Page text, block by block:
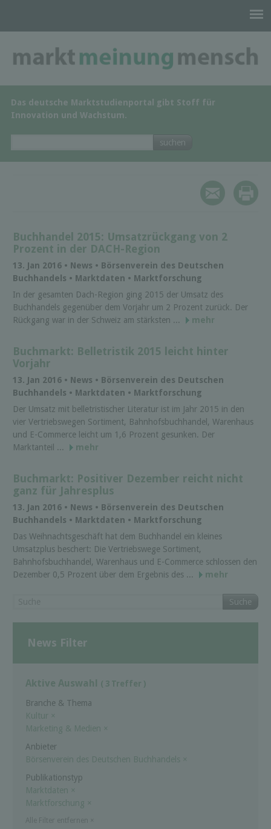
Das deutsche Marktstudienportal gibt Stoff für
Innovation und Wachstum.
Buchhandel 2015: Umsatzrückgang von 2
Prozent in der DACH-Region
13. Jan 2016 • News • Börsenverein des Deutschen
Buchhandels • Marktdaten • Marktforschung
In der gesamten Dach-Region ging 2015 der Umsatz des
Buchhandels gegenüber dem Vorjahr um 2 Prozent zurück. Der
Rückgang war in der Schweiz am stärksten ...
mehr
Buchmarkt: Belletristik 2015 leicht hinter
Vorjahr
13. Jan 2016 • News • Börsenverein des Deutschen
Buchhandels • Marktdaten • Marktforschung
Der Umsatz mit belletristischer Literatur ist im Jahr 2015 in den
vier Vertriebswegen Sortiment, Bahnhofsbuchhandel, Warenhaus
und E-Commerce leicht um 1,6 Prozent gesunken. Der
Marktanteil ...
mehr
Buchmarkt: Positiver Dezember reicht nicht
ganz für Jahresplus
13. Jan 2016 • News • Börsenverein des Deutschen
Buchhandels • Marktdaten • Marktforschung
Das Weihnachtsgeschäft hat dem Buchhandel ein kleines
Umsatzplus beschert: Die Vertriebswege Sortiment,
Bahnhofsbuchhandel, Warenhaus und E-Commerce schlossen den
Dezember 0,5 Prozent über dem Ergebnis des ...
mehr
Suche
News Filter
Aktive Auswahl ( 3 Treffer )
Branche & Thema
Kultur
×
Marketing & Medien ×
Anbieter
Börsenverein des Deutschen Buchhandels ×
Publikationstyp
Marktdaten ×
Marktforschung ×